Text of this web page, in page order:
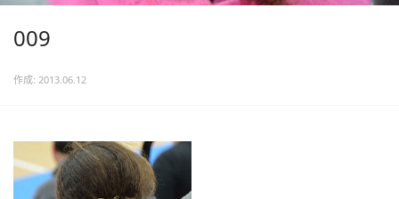
009
作成: 2013.06.12